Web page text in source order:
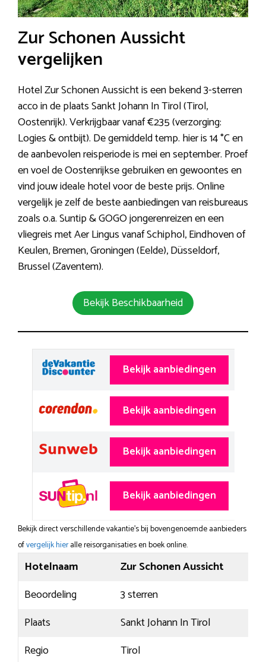
Zur Schonen Aussicht
vergelijken
Hotel Zur Schonen Aussicht is een bekend 3-sterren
acco in de plaats Sankt Johann In Tirol (Tirol,
Oostenrijk). Verkrijgbaar vanaf €235 (verzorging:
Logies & ontbijt). De gemiddeld temp. hier is 14 °C en
de aanbevolen reisperiode is mei en september. Proef
en voel de Oostenrijkse gebruiken en gewoontes en
vind jouw ideale hotel voor de beste prijs. Online
vergelijk je zelf de beste aanbiedingen van reisbureaus
zoals o.a. Suntip & GOGO jongerenreizen en een
vliegreis met Aer Lingus vanaf Schiphol, Eindhoven of
Keulen, Bremen, Groningen (Eelde), Düsseldorf,
Brussel (Zaventem).
Bekijk Beschikbaarheid
Bekijk aanbiedingen
Bekijk aanbiedingen
Bekijk aanbiedingen
Bekijk aanbiedingen
Bekijk direct verschillende vakantie's bij bovengenoemde aanbieders
ofvergelijk hieralle reisorganisaties en boek online.
Hotelnaam
Zur Schonen Aussicht
Beoordeling
3 sterren
Plaats
Sankt Johann In Tirol
Regio
Tirol